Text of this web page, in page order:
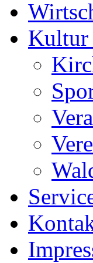
Kultur